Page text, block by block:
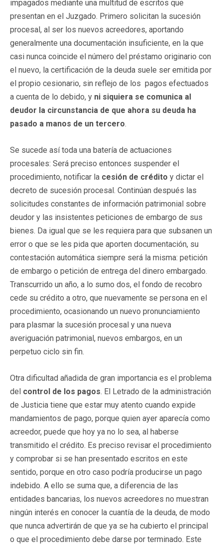
impagados mediante una multitud de escritos que
presentan en el Juzgado. Primero solicitan la sucesión
procesal, al ser los nuevos acreedores, aportando
generalmente una documentación insuficiente, en la que
casi nunca coincide el número del préstamo originario con
el nuevo, la certificación de la deuda suele ser emitida por
el propio cesionario, sin reflejo de los pagos efectuados
a cuenta de lo debido, y ni siquiera se comunica al
deudor la circunstancia de que ahora su deuda ha
pasado a manos de un tercero.
Se sucede así toda una batería de actuaciones
procesales: Será preciso entonces suspender el
procedimiento, notificar la cesión de crédito y dictar el
decreto de sucesión procesal. Continúan después las
solicitudes constantes de información patrimonial sobre
deudor y las insistentes peticiones de embargo de sus
bienes. Da igual que se les requiera para que subsanen un
error o que se les pida que aporten documentación, su
contestación automática siempre será la misma: petición
de embargo o petición de entrega del dinero embargado.
Transcurrido un año, a lo sumo dos, el fondo de recobro
cede su crédito a otro, que nuevamente se persona en el
procedimiento, ocasionando un nuevo pronunciamiento
para plasmar la sucesión procesal y una nueva
averiguación patrimonial, nuevos embargos, en un
perpetuo ciclo sin fin.
Otra dificultad añadida de gran importancia es el problema
del control de los pagos. El Letrado de la administración
de Justicia tiene que estar muy atento cuando expide
mandamientos de pago, porque quien ayer aparecía como
acreedor, puede que hoy ya no lo sea, al haberse
transmitido el crédito. Es preciso revisar el procedimiento
y comprobar si se han presentado escritos en este
sentido, porque en otro caso podría producirse un pago
indebido. A ello se suma que, a diferencia de las
entidades bancarias, los nuevos acreedores no muestran
ningún interés en conocer la cuantía de la deuda, de modo
que nunca advertirán de que ya se ha cubierto el principal
o que el procedimiento debe darse por terminado. Este